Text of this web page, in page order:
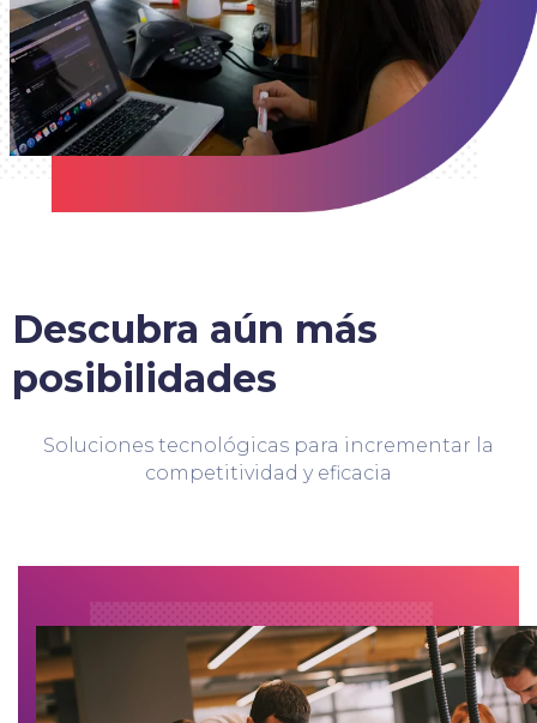
Descubra aún más
posibilidades
Soluciones tecnológicas para incrementar la
competitividad y eficacia